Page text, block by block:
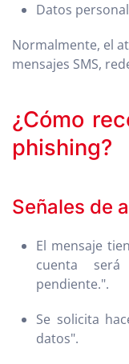
Datos
Normalmente, el
mensajes SMS,
¿Cómo
phishing?
Señales de
El mensaje
cuenta
pendiente.".
Se solicita
datos".